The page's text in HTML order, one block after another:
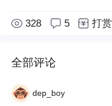
328 5 打赏
全部评论
dep_boy